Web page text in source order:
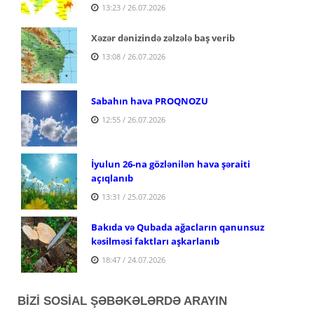
13:23 / 26.07.2026
Xəzər dənizində zəlzələ baş verib
13:08 / 26.07.2026
Sabahın hava PROQNOZU
12:55 / 26.07.2026
İyulun 26-na gözlənilən hava şəraiti
açıqlanıb
13:31 / 25.07.2026
Bakıda və Qubada ağacların qanunsuz
kəsilməsi faktları aşkarlanıb
18:47 / 24.07.2026
BİZİ SOSİAL ŞƏBƏKƏLƏRDƏ ARAYIN